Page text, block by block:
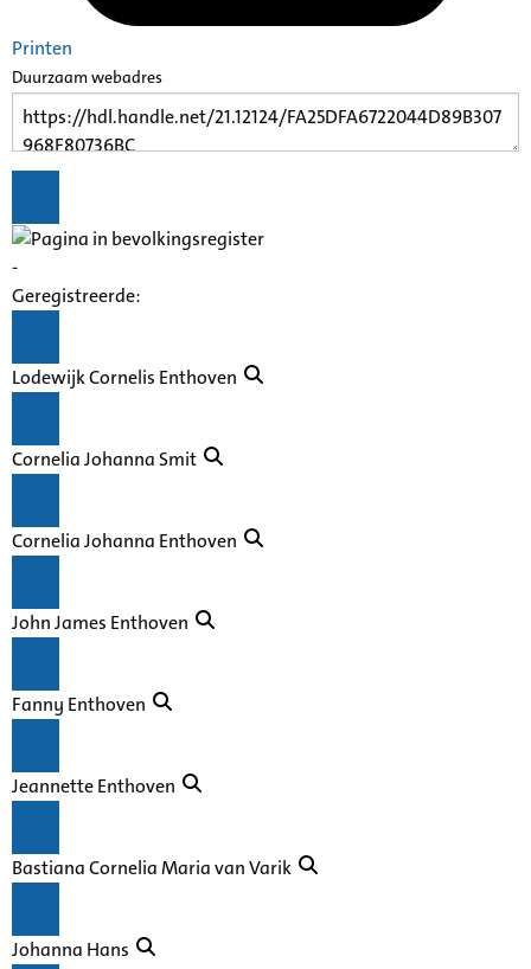
Printen
Duurzaam webadres
-
Geregistreerde:
Lodewijk Cornelis Enthoven
Cornelia Johanna Smit
Cornelia Johanna Enthoven
John James Enthoven
Fanny Enthoven
Jeannette Enthoven
Bastiana Cornelia Maria van Varik
Johanna Hans